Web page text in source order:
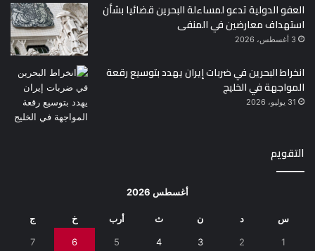
العفو الدولية تدعو لمساءلة البحرين قضائيا بشأن
استهداف معارضين في المنفى
3 أغسطس، 2026
انخراط البحرين في ضربات إيران يهدد بتوسيع رقعة
المواجهة في الخليج
31 يوليو، 2026
التقويم
أغسطس 2026
س د ن ث أرب خ ج
1
2
3
4
5
6
7